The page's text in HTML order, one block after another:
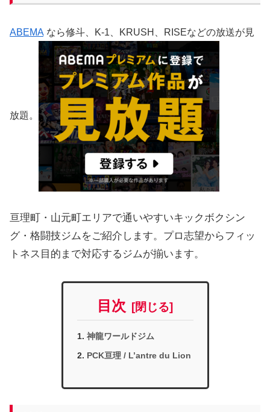
ABEMA なら修斗、K-1、KRUSH、RISEなどの放送が見
放題。
亘理町・山元町エリアで通いやすいキックボクシン
グ・格闘技ジムをご紹介します。プロ志望からフィッ
トネス目的まで対応するジムが揃います。
目次
神龍ワールドジム
PCK亘理 / L’antre du Lion